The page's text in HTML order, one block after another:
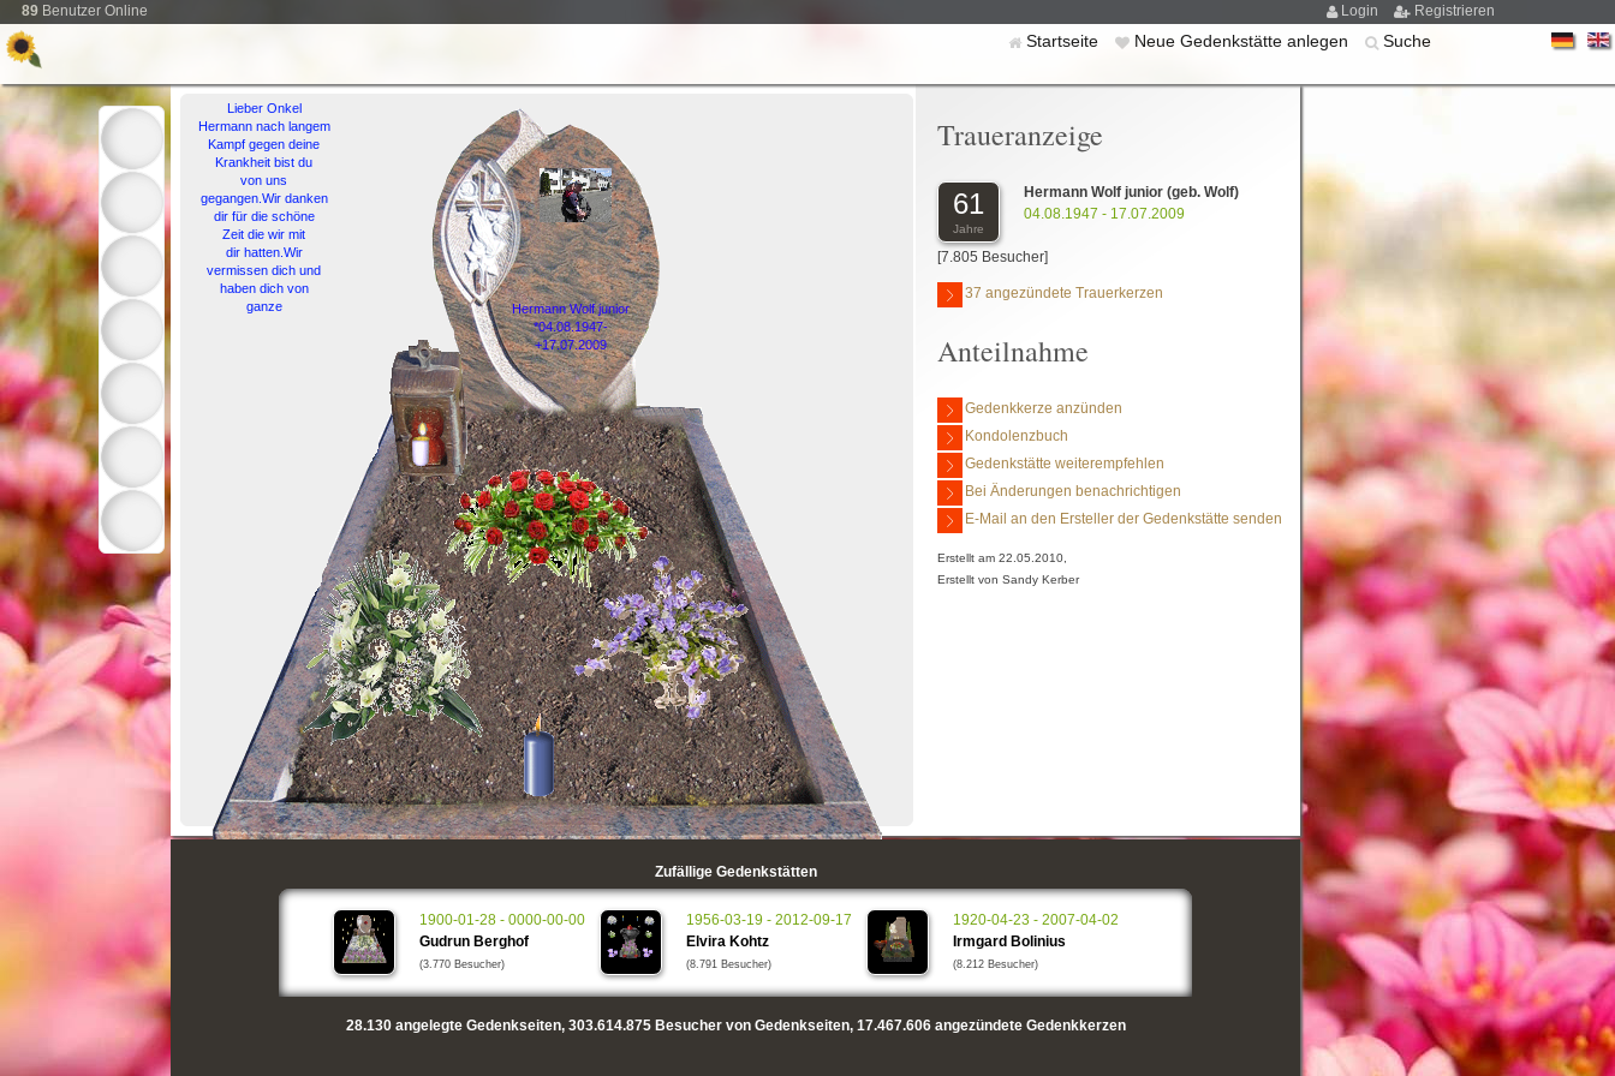
89 Benutzer Online Login Registrieren
Startseite Neue Gedenkstätte anlegen Suche
Hermann Wolf junior
*04.08.1947-
+17.07.2009
Lieber Onkel
Hermann nach langem
Kampf gegen deine
Krankheit bist du
von uns
gegangen.Wir danken
dir für die schöne
Zeit die wir mit
dir hatten.Wir
vermissen dich und
haben dich von
ganze
Traueranzeige
61
Jahre
Hermann Wolf junior (geb. Wolf)
04.08.1947 - 17.07.2009
[7.805 Besucher]
37 angezündete Trauerkerzen
Anteilnahme
Gedenkkerze anzünden
Kondolenzbuch
Gedenkstätte weiterempfehlen
Bei Änderungen benachrichtigen
E-Mail an den Ersteller der Gedenkstätte senden
Erstellt am 22.05.2010,
Erstellt von Sandy Kerber
Zufällige Gedenkstätten
1900-01-28 - 0000-00-00
Gudrun Berghof
(3.770 Besucher)
1956-03-19 - 2012-09-17
Elvira Kohtz
(8.791 Besucher)
1920-04-23 - 2007-04-02
Irmgard Bolinius
(8.212 Besucher)
28.130angelegte Gedenkseiten, 303.614.875Besucher von Gedenkseiten, 17.467.606angezündete Gedenkkerzen